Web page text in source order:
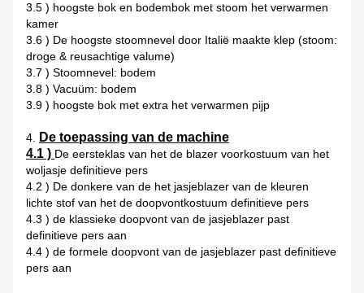
3.5 ) hoogste bok en bodembok met stoom het verwarmen
kamer
3.6 ) De hoogste stoomnevel door Italië maakte klep (stoom:
droge & reusachtige valume)
3.7 ) Stoomnevel: bodem
3.8 ) Vacuüm: bodem
3.9 ) hoogste bok met extra het verwarmen pijp
4. De toepassing van de machine
4.1 ) De eersteklas van het de blazer voorkostuum van het
woljasje definitieve pers
4.2 ) De donkere van de het jasjeblazer van de kleuren
lichte stof van het de doopvontkostuum definitieve pers
4.3 ) de klassieke doopvont van de jasjeblazer past
definitieve pers aan
4.4 ) de formele doopvont van de jasjeblazer past definitieve
pers aan